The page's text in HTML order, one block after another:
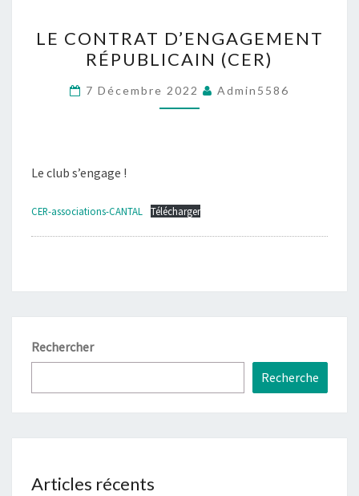
CONTRAT
D’ENGAGEMENT
RÉPUBLICAIN
(CER)
LE CONTRAT D’ENGAGEMENT
RÉPUBLICAIN (CER)
7 Décembre 2022 Admin5586
Le club s’engage !
CER-associations-CANTAL Télécharger
Rechercher
Recherche
Articles récents